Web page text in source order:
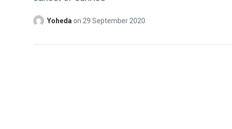
Yohedaon 29 September 2020